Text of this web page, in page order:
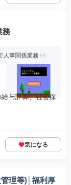
務
人事関係業務
与計算、社会保
気になる
管理等)│福利厚